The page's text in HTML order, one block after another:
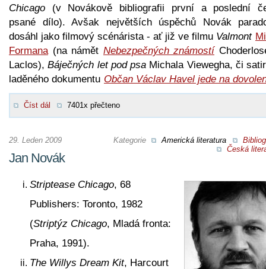
Chicago (v Novákově bibliografii první a poslední
psané dílo). Avšak největších úspěchů Novák
dosáhl jako filmový scénárista - ať již ve filmu Valmont
Formana (na námět Nebezpečných známostí
Laclos),Báječných let pod psa Michala Viewegha, či
laděného dokumentu Občan Václav Havel jede na
Číst dál 7401x přečteno
Kategorie Americká literatura
Česká
29. Leden 2009
Jan Novák
Striptease Chicago, 68
Publishers: Toronto, 1982
(Striptýz Chicago, Mladá fronta:
Praha, 1991).
The Willys Dream Kit, Harcourt